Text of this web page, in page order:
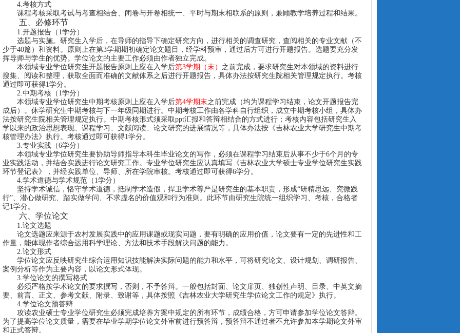
4.考核方式
课程考核采取考试与考查相结合、闭卷与开卷相统一、平时与期末相联系的原则，兼顾教学培养过程和结果。
五、必修环节
1.开题报告（1学分）
选题与实施。研究生入学后，在导师的指导下确定研究方向，进行相关的调查研究，查阅相关的专业文献 （不
少于40篇） 和资料。原则上在第3学期期初确定论文题目，经学科预审，通过后方可进行开题报告。选题要充分发
挥导师与学生的优势。学位论文的主要工作必须由作者独立完成。
本领域专业学位研究生开题报告原则上应在入学后第3学期（末） 之前完成，要求研究生对本领域的资料进行
搜集、阅读和整理，获取全面而准确的文献体系之后进行开题报告，具体办法按研究生院相关管理规定执行。考核
通过即可获得1学分。
2.中期考核（1学分）
本领域专业学位研究生中期考核原则上应在入学后第4学期末之前完成（均为课程学习结束，论文开题报告完
成后）。休学研究生中期考核与下一年级同期进行。中期考核工作由各学科自行组织，成立中期考核小组，具体办
法按研究生院相关管理规定执行。中期考核形式须采取ppt汇报和答辩相结合的方式进行；考核内容包括研究生入
学以来的政治思想表现、课程学习、文献阅读、论文研究的进展情况等 ， 具体办法按《吉林农业大学研究生中期考
核管理办法》执行。考核通过即可获得1学分。
3.专业实践（6学分）
本领域专业学位研究生要协助导师指导本科生毕业论文的写作，必须在课程学习结束后从事不少于6个月的专
业实践活动，并结合实践进行论文研究工作。专业学位研究生应认真填写《吉林农业大学硕士专业学位研究生实践
环节登记表》，并经实践单位、导师、所在学院审核。考核通过即可获得6学分。
4.学术道德与学术规范（1学分）
坚持学术诚信，恪守学术道德，抵制学术造假，捍卫学术尊严是研究生的基本职责，形成“研精思远、究微践
行”、潜心做研究、踏实做学问、不求虚名的价值观和行为准则。此环节由研究生院统一组织学习、考核，合格者
记1学分。
六、学位论文
1.论文选题
论文选题应来源于农村发展实践中的应用课题或现实问题，要有明确的应用价值，论文要有一定的先进性和工
作量，能体现作者综合运用科学理论、方法和技术手段解决问题的能力。
2.论文形式
学位论文应反映研究生综合运用知识技能解决实际问题的能力和水平，可将研究论文、设计规划、调研报告、
案例分析等作为主要内容，以论文形式体现。
3.学位论文的撰写格式
必须严格按学术论文的要求撰写，否则，不予答辩。一般包括封面、论文扉页、独创性声明、目录、中英文摘
要、前言、正文、参考文献、附录、致谢等，具体按照《吉林农业大学研究生学位论文工作的规定》执行。
4.学位论文预答辩
攻读农业硕士专业学位研究生必须完成培养方案中规定的所有环节，成绩合格，方可申请参加学位论文答辩。
为了提高学位论文质量，需要在毕业学期学位论文外审前进行预答辩，预答辩不通过者不允许参加本学期论文外审
和正式答辩。